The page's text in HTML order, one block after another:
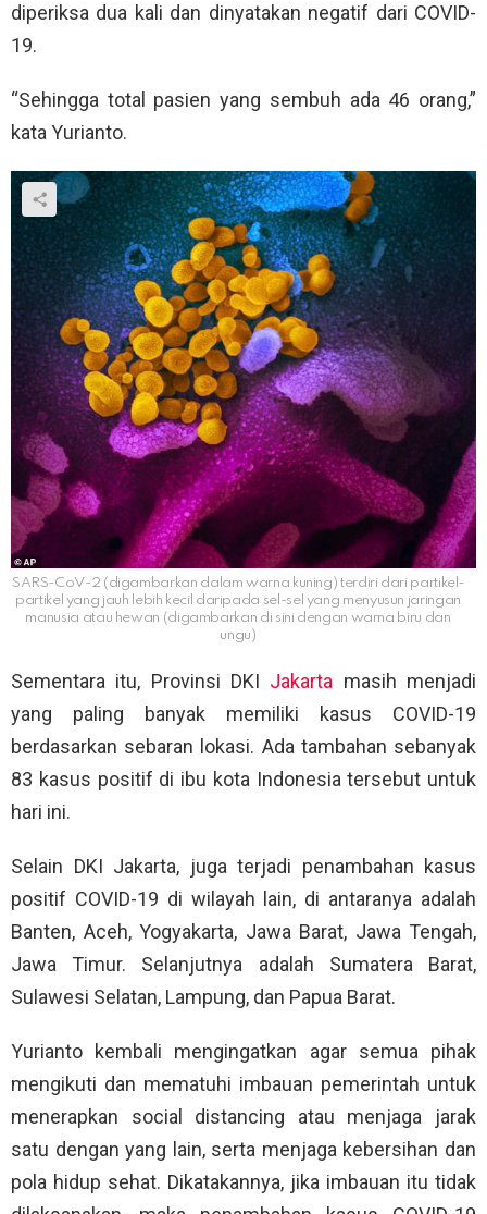
diperiksa dua kali dan dinyatakan negatif dari COVID-
19.
“Sehingga total pasien yang sembuh ada 46 orang,”
kata Yurianto.
SARS-CoV-2 (digambarkan dalam warna kuning) terdiri dari partikel-
partikel yang jauh lebih kecil daripada sel-sel yang menyusun jaringan
manusia atau hewan (digambarkan di sini dengan warna biru dan
ungu)
Sementara itu, Provinsi DKI Jakarta masih menjadi
yang paling banyak memiliki kasus COVID-19
berdasarkan sebaran lokasi. Ada tambahan sebanyak
83 kasus positif di ibu kota Indonesia tersebut untuk
hari ini.
Selain DKI Jakarta, juga terjadi penambahan kasus
positif COVID-19 di wilayah lain, di antaranya adalah
Banten, Aceh, Yogyakarta, Jawa Barat, Jawa Tengah,
Jawa Timur. Selanjutnya adalah Sumatera Barat,
Sulawesi Selatan, Lampung, dan Papua Barat.
Yurianto kembali mengingatkan agar semua pihak
mengikuti dan mematuhi imbauan pemerintah untuk
menerapkan social distancing atau menjaga jarak
satu dengan yang lain, serta menjaga kebersihan dan
pola hidup sehat. Dikatakannya, jika imbauan itu tidak